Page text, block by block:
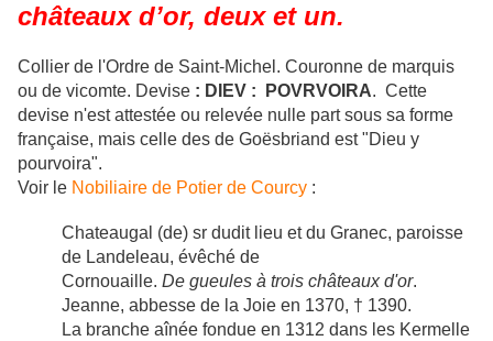
châteaux d’or, deux et un.
Collier de l'Ordre de Saint-Michel. Couronne de marquis
ou de vicomte. Devise : DIEV : POVRVOIRA. Cette
devise n'est attestée ou relevée nulle part sous sa forme
française, mais celle des de Goësbriand est "Dieu y
pourvoira".
Voir le Nobiliaire de Potier de Courcy :
Chateaugal (de) sr dudit lieu et du Granec, paroisse
de Landeleau, évêché de
Cornouaille.De gueules à trois châteaux d'or.
Jeanne, abbesse de la Joie en 1370, † 1390.
La branche aînée fondue en 1312 dans les Kermelle